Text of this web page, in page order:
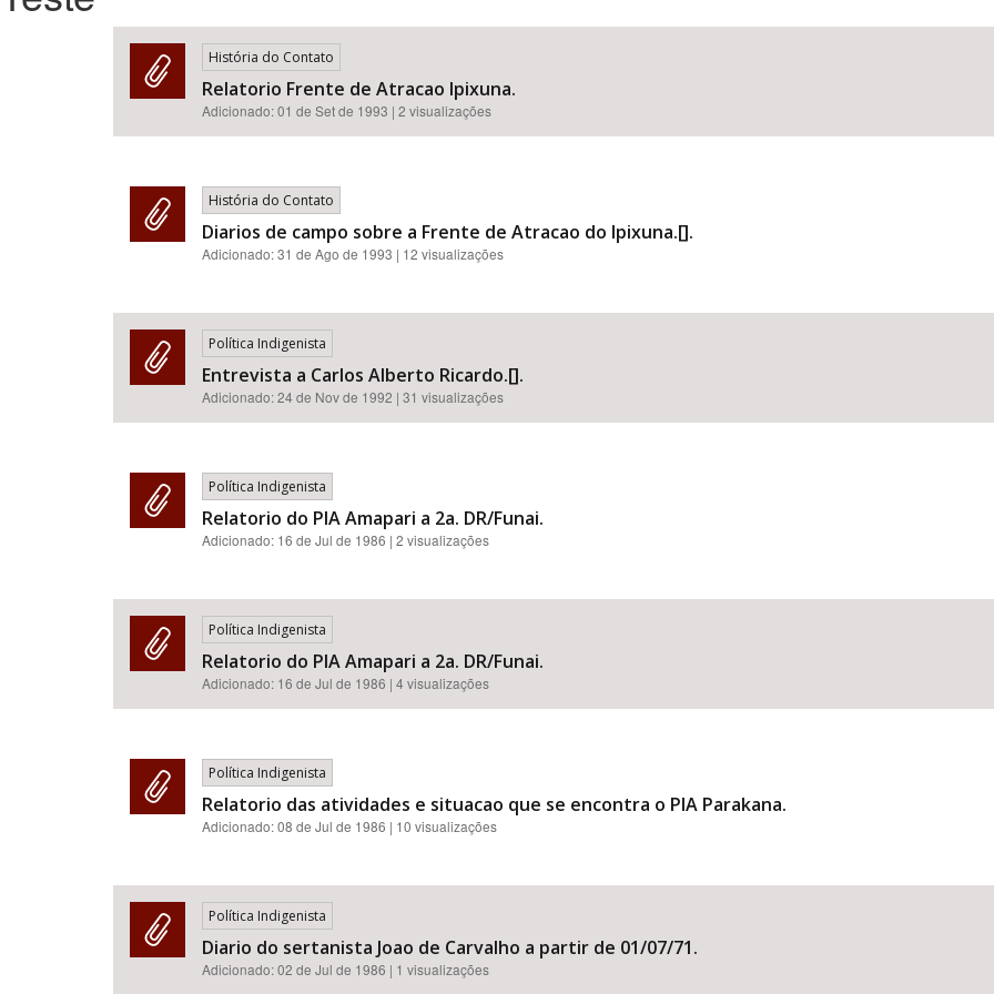
Área de Levantamento
História do Contato
Relatorio Frente de Atracao Ipixuna.
Adicionado:01 de Set de 1993 | 2 visualizações
História do Contato
Diarios de campo sobre a Frente de Atracao do Ipixuna.[].
Adicionado:31 de Ago de 1993 | 12 visualizações
Política Indigenista
Entrevista a Carlos Alberto Ricardo.[].
Adicionado:24 de Nov de 1992 | 31 visualizações
Política Indigenista
Relatorio do PIA Amapari a 2a. DR/Funai.
Adicionado: 16 de Jul de 1986 | 2 visualizações
Política Indigenista
Relatorio do PIA Amapari a 2a. DR/Funai.
Adicionado: 16 de Jul de 1986 | 4 visualizações
Política Indigenista
Relatorio das atividades e situacao que se encontra o PIA Parakana.
Adicionado:08 de Jul de 1986 | 10 visualizações
Política Indigenista
Diario do sertanista Joao de Carvalho a partir de 01/07/71.
Adicionado:02 de Jul de 1986 | 1 visualizações